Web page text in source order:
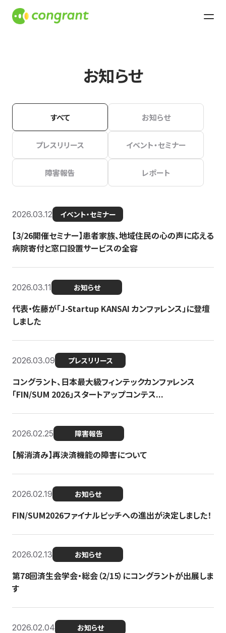
お知らせ
すべて お知らせ
プレスリリース イベント・セミナー
障害報告 レポート
2026.03.12 イベント・セミナー
【3/26開催セミナー】患者家族、地域住民の心の声に応える
病院寄付と窓口設置サービスの全容
2026.03.11 お知らせ
代表・佐藤が「J-Startup KANSAI カンファレンス」に登壇
しました
2026.03.09 プレスリリース
コングラント、日本最大級フィンテックカンファレンス
「FIN/SUM 2026」スタートアップコンテス...
2026.02.25 障害報告
【解消済み】再決済機能の障害について
2026.02.19 お知らせ
FIN/SUM2026ファイナルピッチへの進出が決定しました！
2026.02.13 お知らせ
第78回済生会学会・総会（2/15）にコングラントが出展しま
す
2026.02.04 お知らせ